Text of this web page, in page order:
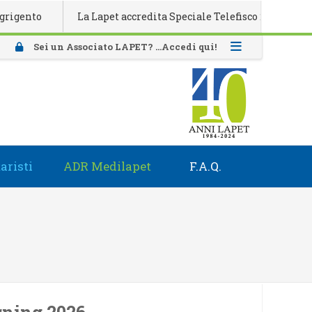
ADR Medilapet F.A.Q.
Sei un Associato LAPET? ...Accedi qui!
La Lapet accredita Speciale Telefisco 2026